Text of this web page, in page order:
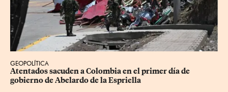
GEOPOLÍTICA
Atentados sacuden a Colombia en el primer día de
gobierno de Abelardo de la Espriella